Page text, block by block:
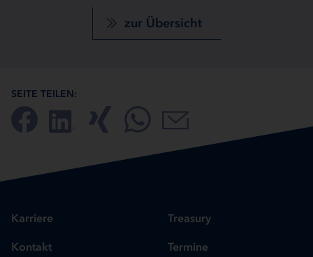
zur Übersicht
SEITE TEILEN:
Karriere
Kontakt
Treasury
Termine